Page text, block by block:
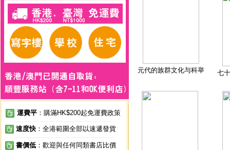
運費平 ：購滿HK$200起免運費政策
速度快 ：全港範圍全部以速遞發貨
書價低 ：歡迎與任何同類書店比價
元代的族群文化与科举 七